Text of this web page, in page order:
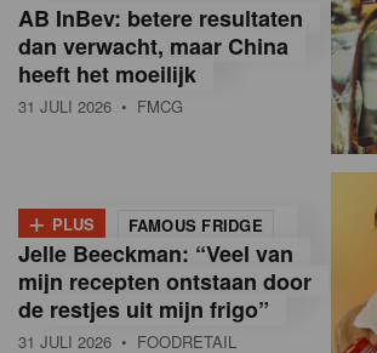
a
n
B
AB InBev: betere resultaten
dan verwacht, maar China
heeft het moeilijk
31 JULI 2026 • FMCG
+ PLUS FAMOUS FRIDGE
Jelle Beeckman: “Veel van
mijn recepten ontstaan door
de restjes uit mijn frigo”
31 JULI 2026 • FOODRETAIL